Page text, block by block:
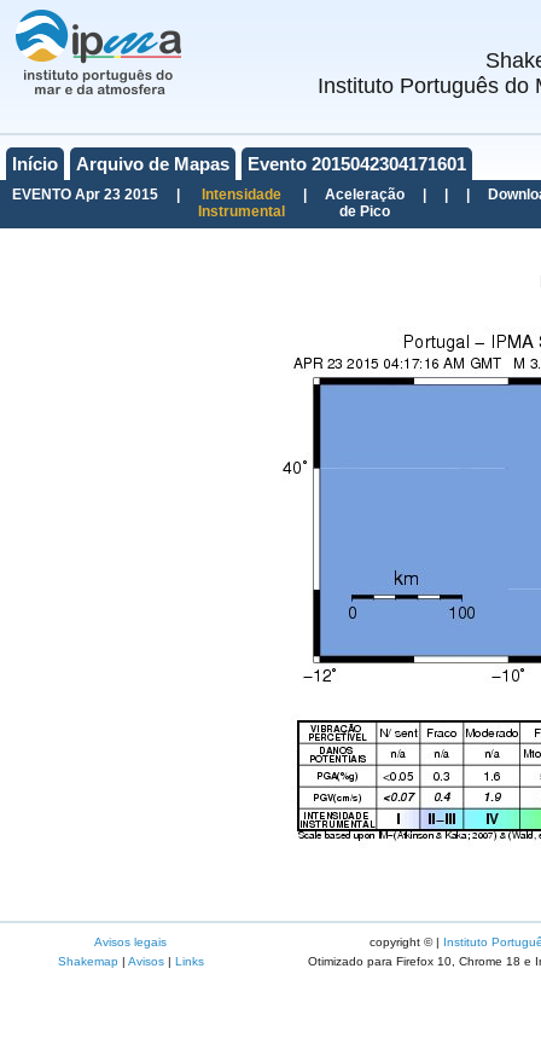
Instituto Português do
Início Arquivo de Mapas Evento 2015042304171601
EVENTO Apr 23 2015
Intensidade
Instrumental
Aceleração
de Pico
Avisos legais
Shakemap| Avisos| Links
copyright © | Instituto
Otimizado para Firefox 10, Chrome 18 e